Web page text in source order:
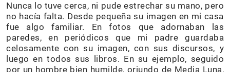
Nunca lo tuve cerca, ni pude estrechar su mano, pero
no hacía falta. Desde pequeña su imagen en mi casa
fue algo familiar. En fotos que adornaban las
paredes, en periódicos que mi padre guardaba
celosamente con su imagen, con sus discursos, y
luego en todos sus libros. En su ejemplo, seguido
por un hombre bien humilde, oriundo de Media Luna,